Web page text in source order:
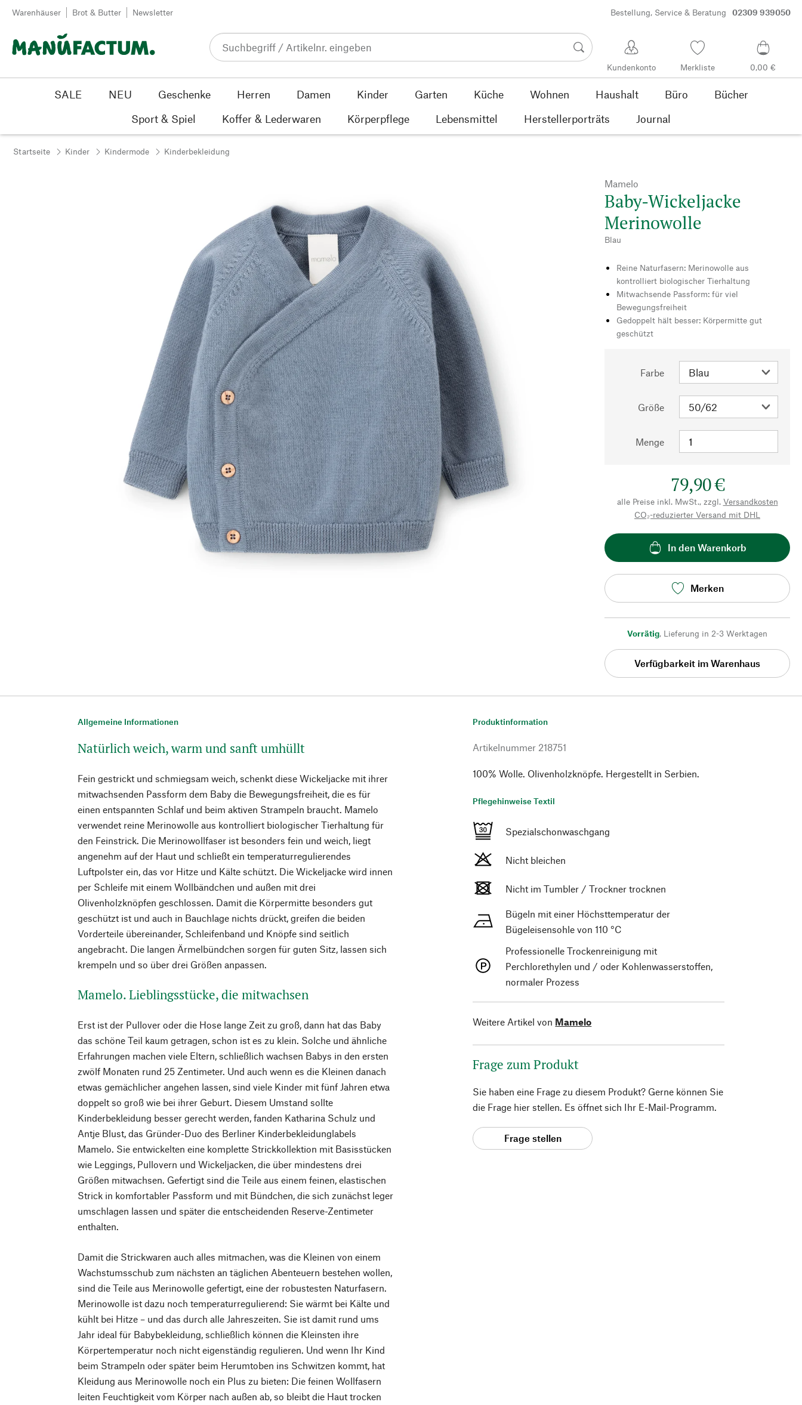
Zum Inhalt springen
Warenhäuser Brot & Butter Newsletter Bestellung, Service & Beratung 02309 939050
Kundenkonto Merkliste 0,00 €
SALE NEU Geschenke Herren Damen Kinder Garten Küche Wohnen Haushalt Büro
Bücher
Sport & Spiel
Koffer & Lederwaren Körperpflege Lebensmittel Herstellerporträts Journal
Startseite Kinder Kindermode Kinderbekleidung
Mamelo
Baby-Wickeljacke
Merinowolle
Blau
Reine Naturfasern: Merinowolle aus
kontrolliert biologischer Tierhaltung
Mitwachsende Passform: für viel
Bewegungsfreiheit
Gedoppelt hält besser: Körpermitte gut
geschützt
Farbe
Größe
Menge
79,90 €
alle Preise inkl. MwSt., zzgl. Versandkosten
CO₂-reduzierter Versand mit DHL
In den Warenkorb
Merken
Vorrätig, Lieferung in 2-3 Werktagen
Verfügbarkeit im Warenhaus
Allgemeine Informationen
Natürlich weich, warm und sanft umhüllt
Fein gestrickt und schmiegsam weich, schenkt diese Wickeljacke mit ihrer
mitwachsenden Passform dem Baby die Bewegungsfreiheit, die es für
einen entspannten Schlaf und beim aktiven Strampeln braucht. Mamelo
verwendet reine Merinowolle aus kontrolliert biologischer Tierhaltung für
den Feinstrick. Die Merinowollfaser ist besonders fein und weich, liegt
angenehm auf der Haut und schließt ein temperaturregulierendes
Luftpolster ein, das vor Hitze und Kälte schützt. Die Wickeljacke wird innen
per Schleife mit einem Wollbändchen und außen mit drei
Olivenholzknöpfen geschlossen. Damit die Körpermitte besonders gut
geschützt ist und auch in Bauchlage nichts drückt, greifen die beiden
Vorderteile übereinander, Schleifenband und Knöpfe sind seitlich
angebracht. Die langen Ärmelbündchen sorgen für guten Sitz, lassen sich
krempeln und so über drei Größen anpassen.
Mamelo. Lieblingsstücke, die mitwachsen
Erst ist der Pullover oder die Hose lange Zeit zu groß, dann hat das Baby
das schöne Teil kaum getragen, schon ist es zu klein. Solche und ähnliche
Erfahrungen machen viele Eltern, schließlich wachsen Babys in den ersten
zwölf Monaten rund 25 Zentimeter. Und auch wenn es die Kleinen danach
etwas gemächlicher angehen lassen, sind viele Kinder mit fünf Jahren etwa
doppelt so groß wie bei ihrer Geburt. Diesem Umstand sollte
Kinderbekleidung besser gerecht werden, fanden Katharina Schulz und
Antje Blust, das Gründer-Duo des Berliner Kinderbekleidunglabels
Mamelo. Sie entwickelten eine komplette Strickkollektion mit Basisstücken
wie Leggings, Pullovern und Wickeljacken, die über mindestens drei
Größen mitwachsen. Gefertigt sind die Teile aus einem feinen, elastischen
Strick in komfortabler Passform und mit Bündchen, die sich zunächst leger
umschlagen lassen und später die entscheidenden Reserve-Zentimeter
enthalten.
Damit die Strickwaren auch alles mitmachen, was die Kleinen von einem
Wachstumsschub zum nächsten an täglichen Abenteuern bestehen wollen,
sind die Teile aus Merinowolle gefertigt, eine der robustesten Naturfasern.
Merinowolle ist dazu noch temperaturregulierend: Sie wärmt bei Kälte und
kühlt bei Hitze – und das durch alle Jahreszeiten. Sie ist damit rund ums
Jahr ideal für Babybekleidung, schließlich können die Kleinsten ihre
Körpertemperatur noch nicht eigenständig regulieren. Und wenn Ihr Kind
beim Strampeln oder später beim Herumtoben ins Schwitzen kommt, hat
Kleidung aus Merinowolle noch ein Plus zu bieten: Die feinen Wollfasern
leiten Feuchtigkeit vom Körper nach außen ab, so bleibt die Haut trocken
Produktinformation
Artikelnummer 218751
100% Wolle. Olivenholzknöpfe. Hergestellt in Serbien.
Pflegehinweise Textil
Spezialschonwaschgang
Nicht bleichen
Nicht im Tumbler / Trockner trocknen
Bügeln mit einer Höchsttemperatur der
Bügeleisensohle von 110 °C
Professionelle Trockenreinigung mit
Perchlorethylen und / oder Kohlenwasserstoffen,
normaler Prozess
Weitere Artikel von Mamelo
Frage zum Produkt
Sie haben eine Frage zu diesem Produkt? Gerne können Sie
die Frage hier stellen. Es öffnet sich Ihr E-Mail-Programm.
Frage stellen